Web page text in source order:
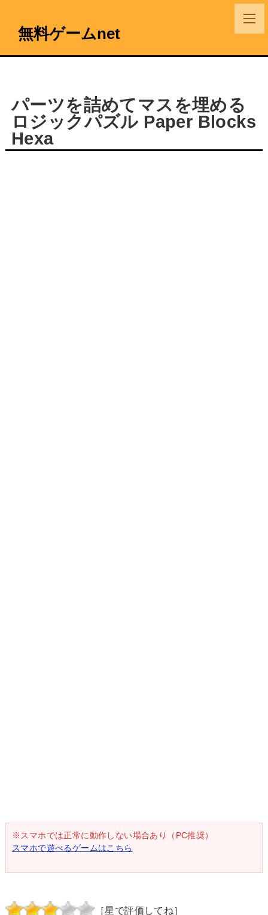
無料ゲームnet
パーツを詰めてマスを埋める
ロジックパズル Paper Blocks
Hexa
※スマホでは正常に動作しない場合あり（PC推奨）
スマホで遊べるゲームはこちら
［星で評価してね］